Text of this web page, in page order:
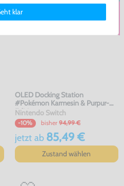
OLED Docking Station
#Pokémon Karmesin & Purpur-
Edition
Nintendo Switch
-10% bisher 94,99 €
jetzt ab 85,49 €
Zustand wählen
Du in unsererDaten­schutz­
. klar